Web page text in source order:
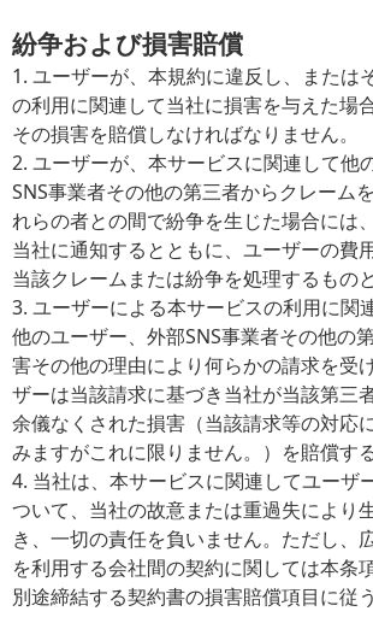
紛争および損害賠償
1. ユーザーが、本規約に違反し、または
の利用に関連して当社に損害を与えた場
その損害を賠償しなければなりません。
2. ユーザーが、本サービスに関連して他
SNS事業者その他の第三者からクレーム
れらの者との間で紛争を生じた場合には
当社に通知するとともに、ユーザーの費
当該クレームまたは紛争を処理するもの
3. ユーザーによる本サービスの利用に関
他のユーザー、外部SNS事業者その他の
害その他の理由により何らかの請求を受
ザーは当該請求に基づき当社が当該第三
余儀なくされた損害（当該請求等の対応
みますがこれに限りません。）を賠償す
4. 当社は、本サービスに関連してユーザ
ついて、当社の故意または重過失により
き、一切の責任を負いません。ただし、
を利用する会社間の契約に関しては本条
別途締結する契約書の損害賠償項目に従